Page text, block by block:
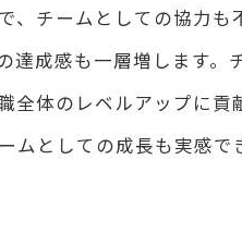
、チームとしての協力も
成感も一層増します。
全体のレベルアップに貢
としての成長も実感で